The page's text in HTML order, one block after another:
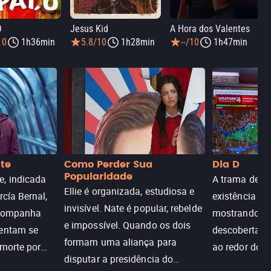
1h36min
Jesus Kid
5.8/10
1h28min
A Hora dos Valentes
--/10
1h47min
indicada
Bernal,
se
por
Como Perder Sua
Popularidade
Ellie é organizada, estudiosa e
invisível. Nate é popular, rebelde
e impossível. Quando os dois
formam uma aliança para
disputar a presidência do
Dia D
A trama de
existência
mostrando
descoberta
ao redor do